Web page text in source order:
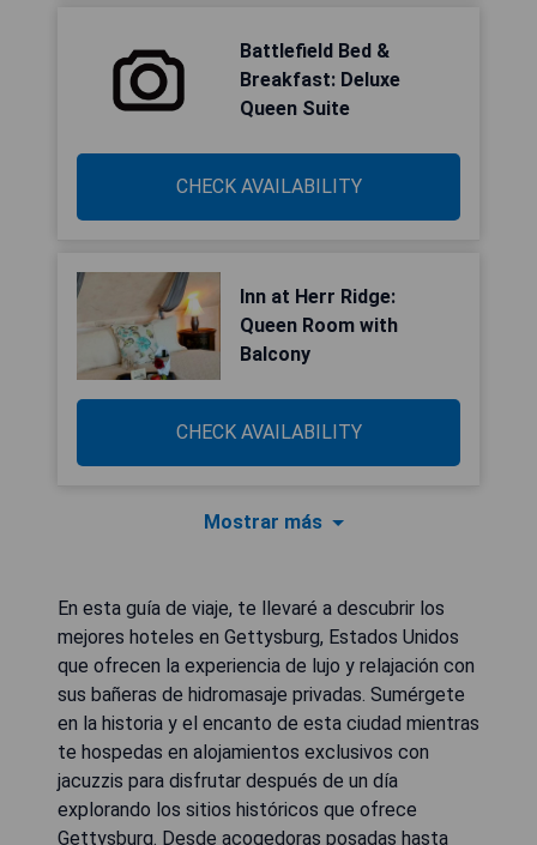
Battlefield Bed &
Breakfast: Deluxe
Queen Suite
CHECK AVAILABILITY
Inn at Herr Ridge:
Queen Room with
Balcony
CHECK AVAILABILITY
Mostrar más
En esta guía de viaje, te llevaré a descubrir los
mejores hoteles en Gettysburg, Estados Unidos
que ofrecen la experiencia de lujo y relajación con
sus bañeras de hidromasaje privadas. Sumérgete
en la historia y el encanto de esta ciudad mientras
te hospedas en alojamientos exclusivos con
jacuzzis para disfrutar después de un día
explorando los sitios históricos que ofrece
Gettysburg. Desde acogedoras posadas hasta